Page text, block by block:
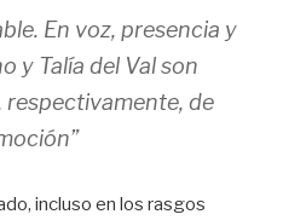
En voz, presencia y
y Talía del Val son
respectivamente, de
incluso en los rasgos